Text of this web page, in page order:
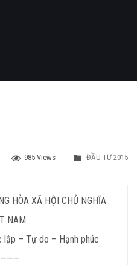
985 Views ĐẦU TƯ 2015
HÒA XÃ HỘI CHỦ NGHĨA
NAM
lập – Tự do – Hạnh phúc